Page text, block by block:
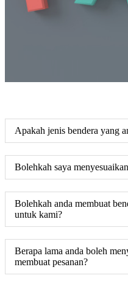
Apakah jenis bendera yang
Bolehkah saya
Bolehkah anda membuat
untuk kami?
Berapa lama anda boleh
membuat pesanan?